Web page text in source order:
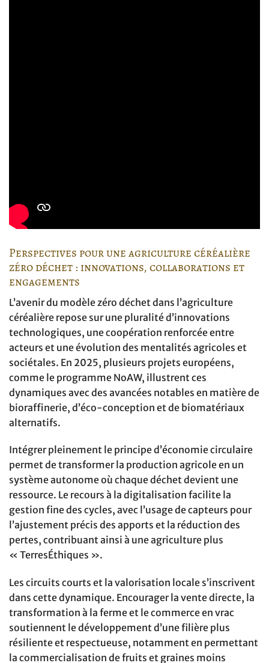
Perspectives pour une agriculture céréalière
zéro déchet : innovations, collaborations et
engagements
L’avenir du modèle zéro déchet dans l’agriculture
céréalière repose sur une pluralité d’innovations
technologiques, une coopération renforcée entre
acteurs et une évolution des mentalités agricoles et
sociétales. En 2025, plusieurs projets européens,
comme le programme NoAW, illustrent ces
dynamiques avec des avancées notables en matière de
bioraffinerie, d’éco-conception et de biomatériaux
alternatifs.
Intégrer pleinement le principe d’économie circulaire
permet de transformer la production agricole en un
système autonome où chaque déchet devient une
ressource. Le recours à la digitalisation facilite la
gestion fine des cycles, avec l’usage de capteurs pour
l’ajustement précis des apports et la réduction des
pertes, contribuant ainsi à une agriculture plus
« TerresÉthiques ».
Les circuits courts et la valorisation locale s’inscrivent
dans cette dynamique. Encourager la vente directe, la
transformation à la ferme et le commerce en vrac
soutiennent le développement d’une filière plus
résiliente et respectueuse, notamment en permettant
la commercialisation de fruits et graines moins